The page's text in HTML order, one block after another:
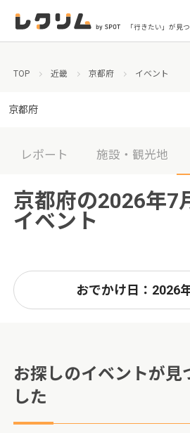
「行きたい」が見
TOP 近畿 京都府 イベント
京都府
レポート 施設・観光地
京都府の2026年7
イベント
おでかけ日：2026
お探しのイベントが見
した